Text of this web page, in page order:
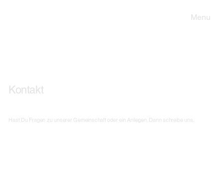
Menu
Kontakt
Hast Du Fragen zu unserer Gemeinschaft oder ein Anliegen. Dann schreibe uns.